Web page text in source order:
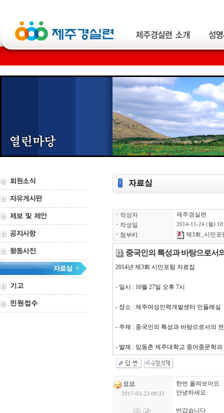
ㆍ 작성자
제주경실련
ㆍ 작성일 2014-11-24 (월)
ㆍ 첨부#1 제3회_시민포
중국인의 특성과 바탕으로서
2014년 제3회 시민포럼 자료집
- 일시 : 10월 27일 오후 7시
- 장소 : 제주여성인력개발센터 민들레실
- 주제 : 중국인의 특성과 바탕으로서의
- 발제 : 임동춘 제주대학교 중어중문학과
요요
2017-03-23 09:33
한번 올려보아요
안녕하세요
반갑습니다